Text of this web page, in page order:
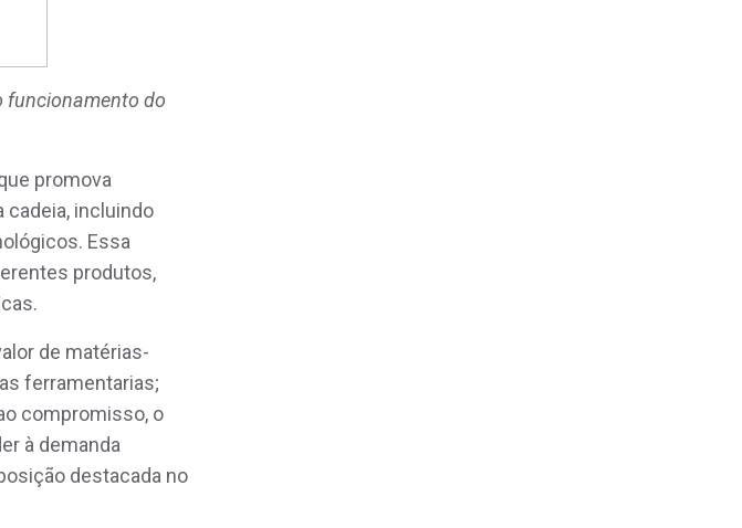
funcionamento do
promova
cadeia, incluindo
Essa
produtos,
de matérias-
ferramentarias;
compromisso, o
à demanda
destacada no